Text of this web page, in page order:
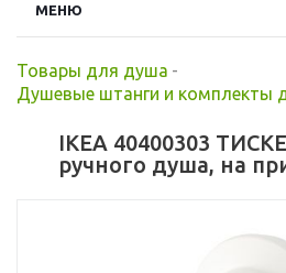
МЕНЮ
Товары для душа -
Душевые штанги и комплекты
IKEA 40400303
ручного душа, на